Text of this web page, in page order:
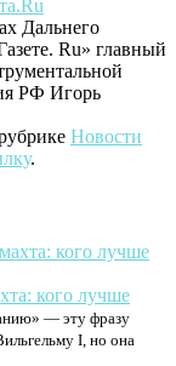
Дальнего
Ru» главный
РФ Игорь
Новости
.
кого лучше
— эту фразу
I, но она